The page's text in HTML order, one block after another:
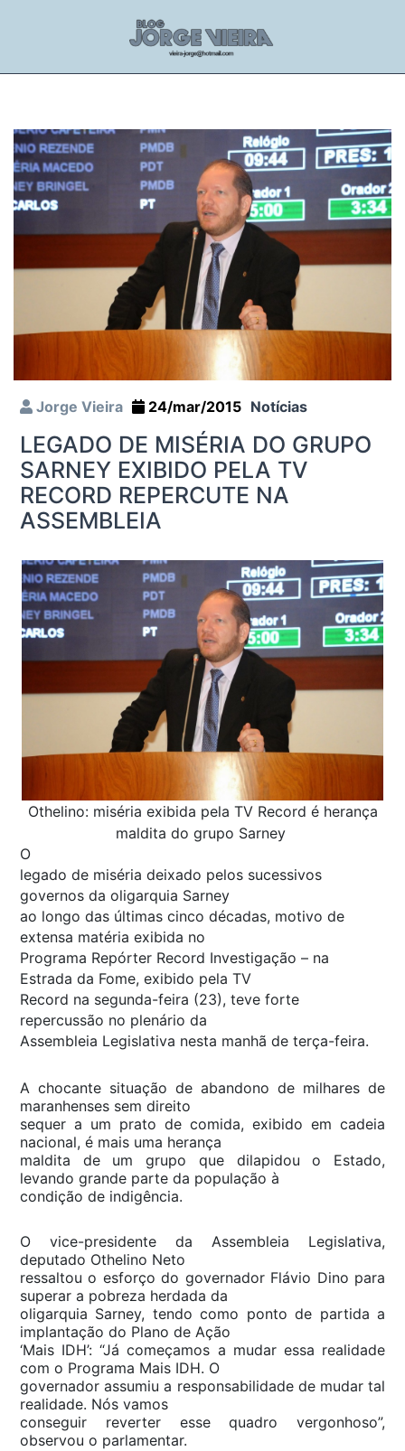
Jorge Vieira 24/mar/2015 Notícias
LEGADO DE MISÉRIA DO GRUPO
SARNEY EXIBIDO PELA TV
RECORD REPERCUTE NA
ASSEMBLEIA
Othelino: miséria exibida pela TV Record é herança
maldita do grupo Sarney
O
legado de miséria deixado pelos sucessivos
governos da oligarquia Sarney
ao longo das últimas cinco décadas, motivo de
extensa matéria exibida no
Programa Repórter Record Investigação – na
Estrada da Fome, exibido pela TV
Record na segunda-feira (23), teve forte
repercussão no plenário da
Assembleia Legislativa nesta manhã de terça-feira.
A chocante situação de abandono de milhares de
maranhenses sem direito
sequer a um prato de comida, exibido em cadeia
nacional, é mais uma herança
maldita de um grupo que dilapidou o Estado,
levando grande parte da população à
condição de indigência.
O vice-presidente da Assembleia Legislativa,
deputado Othelino Neto
ressaltou o esforço do governador Flávio Dino para
superar a pobreza herdada da
oligarquia Sarney, tendo como ponto de partida a
implantação do Plano de Ação
‘Mais IDH’: “Já começamos a mudar essa realidade
com o Programa Mais IDH. O
governador assumiu a responsabilidade de mudar tal
realidade. Nós vamos
conseguir reverter esse quadro vergonhoso”,
observou o parlamentar.